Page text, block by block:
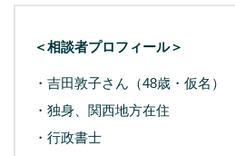
＜相談者プロフィール＞
・吉田敦子さん（48歳・仮名）
・独身、関西地方在住
・行政書士